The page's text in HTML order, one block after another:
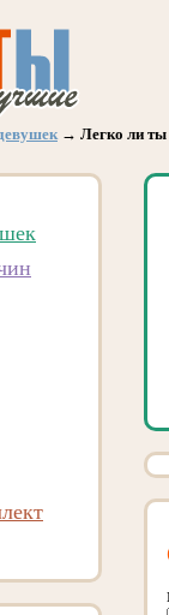
→ Легко ли ты